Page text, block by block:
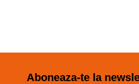
Aboneaza-te la